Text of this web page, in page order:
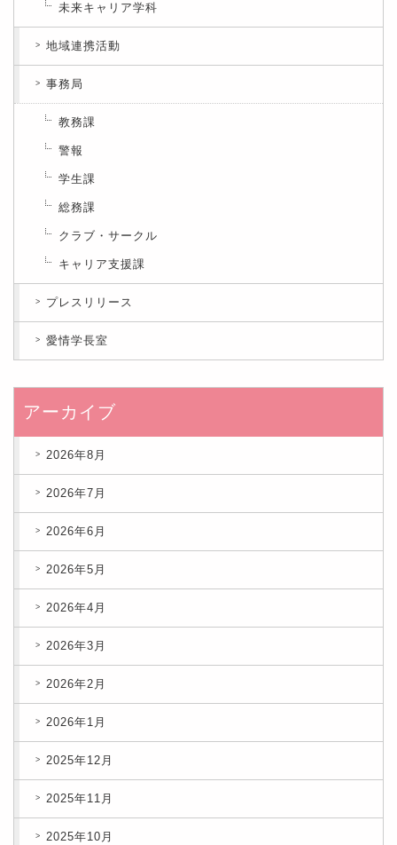
未来キャリア学科
地域連携活動
事務局
教務課
警報
学生課
総務課
クラブ・サークル
キャリア支援課
プレスリリース
愛情学長室
アーカイブ
2026年8月
2026年7月
2026年6月
2026年5月
2026年4月
2026年3月
2026年2月
2026年1月
2025年12月
2025年11月
2025年10月